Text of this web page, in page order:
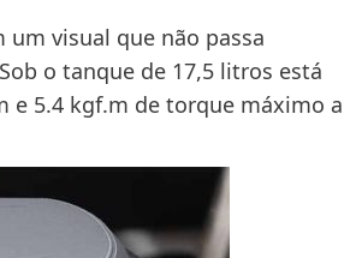
visual que não passa
o tanque de 17,5 litros está
e 5.4 kgf.m de torque máximo a